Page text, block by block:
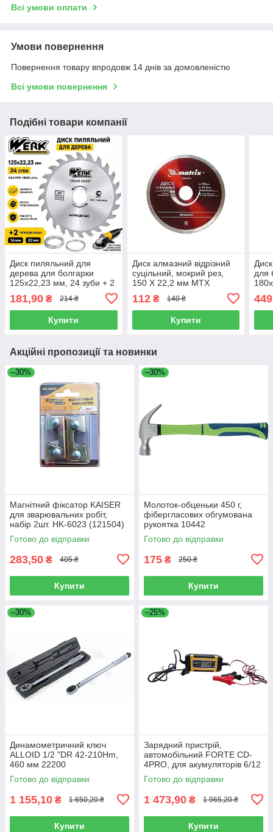
Всі умови оплати
Умови повернення
Повернення товару впродовж 14 днів за домовленістю
Всі умови повернення
Подібні товари компанії
Диск пиляльний для
дерева для болгарки
125х22,23 мм, 24 зуби + 2
36094
181,90 ₴ 214 ₴
Купити
Диск алмазний відрізний
суцільний, мокрий рез,
150 Х 22,2 мм MTX
112₴ 140 ₴
Купити
для
Акційні пропозиції та новинки
–30%
Магнітний фіксатор KAISER
для зварювальних робіт,
набір 2шт. HK-6023 (121504)
Готово до відправки
283,50 ₴ 405 ₴
Купити
–30%
Молоток-обценьки 450 г,
фібергласових обгумована
рукоятка 10442
Готово до відправки
175 ₴ 250 ₴
Купити
–30%
Динамометричний ключ
ALLOID 1/2 "DR 42-210Hm,
460 мм 22200
Готово до відправки
1 155,10 ₴ 1 650,20 ₴
Купити
–25%
Зарядний пристрій,
автомобільний FORTE CD-
4PRO, для акумуляторів 6/12
В ємністю до 140Аг (90641)
Готово до відправки
1 473,90 ₴ 1 965,20 ₴
Купити